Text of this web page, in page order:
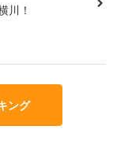
川！
ング